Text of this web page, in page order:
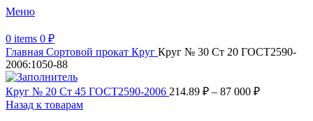
Меню
0 items 0 ₽
Главная Сортовой прокат Круг Круг № 30 Ст 20 ГОСТ2590-
2006:1050-88
Круг № 20 Ст 45 ГОСТ2590-2006 214.89 ₽ – 87 000 ₽
Назад к товарам